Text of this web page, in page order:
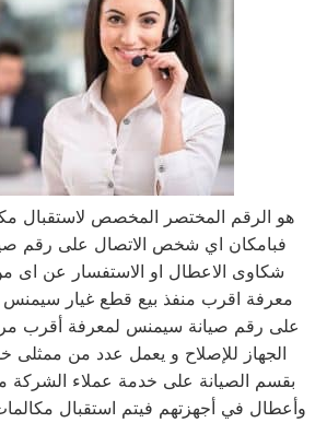
هو الرقم المختصر المخصص لاستقبال
فبامكان اي شخص الاتصال على رقم
شكاوى الاعطال او الاستفسار عن اى
معرفة اقرب منفذ بيع قطع غيار سيمنس
على رقم صيانة سيمنس لمعرفة أقرب
الجهاز للإصلاح و يعمل عدد من ممثلى
بقسم الصيانة على خدمة عملاء الشركة
وأعطال في أجهزتهم فيتم استقبال